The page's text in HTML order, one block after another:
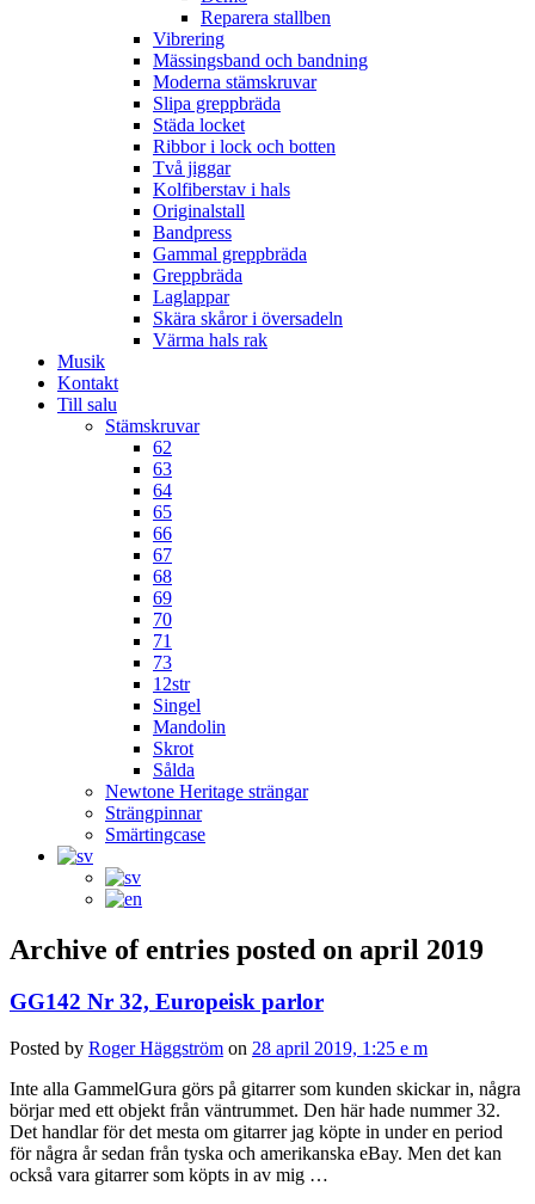
Reparera stallben
Vibrering
Mässingsband och bandning
Moderna stämskruvar
Slipa greppbräda
Städa locket
Ribbor i lock och botten
Två jiggar
Kolfiberstav i hals
Originalstall
Bandpress
Gammal greppbräda
Greppbräda
Laglappar
Skära skåror i översadeln
Värma hals rak
Musik
Kontakt
Till salu
Stämskruvar
62
63
64
65
66
67
68
69
70
71
73
12str
Singel
Mandolin
Skrot
Sålda
Newtone Heritage strängar
Strängpinnar
Smärtingcase
Archive of entries posted on april 2019
GG142 Nr 32, Europeisk parlor
Posted by Roger Häggström on 28 april 2019, 1:25 e m
Inte alla GammelGura görs på gitarrer som kunden skickar in, några
börjar med ett objekt från väntrummet. Den här hade nummer 32.
Det handlar för det mesta om gitarrer jag köpte in under en period
för några år sedan från tyska och amerikanska eBay. Men det kan
också vara gitarrer som köpts in av mig …